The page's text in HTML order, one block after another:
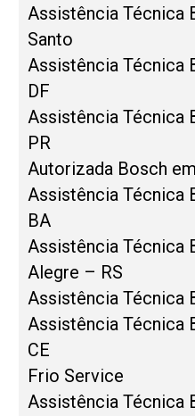
Assistência Técnica
Santo
Assistência Técnica
DF
Assistência Técnica
PR
Autorizada Bosch
Assistência Técnica
BA
Assistência Técnica
Alegre – RS
Assistência Técnica
Assistência Técnica
CE
Frio Service
Assistência Técnica